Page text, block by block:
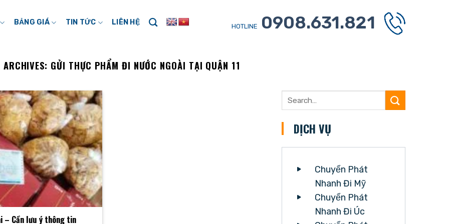
BẢNG GIÁ TIN TỨC LIÊN HỆ HOTLINE 0908.631.821
ARCHIVES: GỬI THỰC PHẨM ĐI NƯỚC NGOÀI TẠI QUẬN 11
– Cần lưu ý thông tin
DỊCH VỤ
Chuyển Phát
Nhanh Đi Mỹ
Chuyển Phát
Nhanh Đi Úc